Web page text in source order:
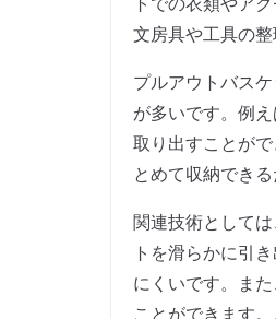
文房具や工具の整
プルアウトバス
が多いです。例
取り出すことが
とめて収納でき
関連技術として
トを滑らかに引
にくいです。ま
ことができます